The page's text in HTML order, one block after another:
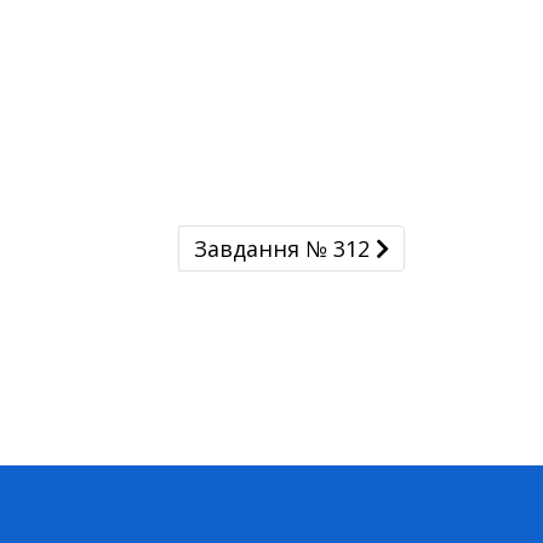
Завдання № 312
Завдання № 312